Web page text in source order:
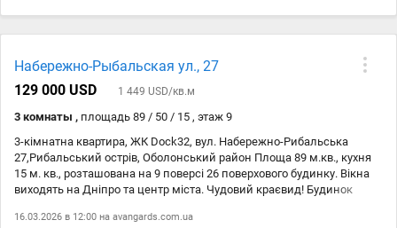
13.03 avangards.com.ua
Набережно-Рыбальская ул., 27
129 000 USD
1 449 USD/кв.м
3 комнаты , площадь 89 / 50 / 15 , этаж 9
3-кімнатна квартира, ЖК Dock32, вул. Набережно-Рибальська
27,Рибальський острів, Оболонський район Площа 89 м.кв., кухня
15 м. кв., розташована на 9 поверсі 26 поверхового будинку. Вікна
виходять на Дніпро та центр міста. Чудовий краєвид! Будинок
на березі Дніпра! Право власності! Ремонт: Після будівельників,
16.03.2026 в 12:00 на avangards.com.ua